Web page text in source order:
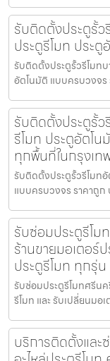
รับติดตั้งประตูรั้
ประตูรีโมท ประ
รับติดตั้งประตูรั้วรีโมท
อัตโนมัติ แบบครบวงจร
รับติดตั้งประตูรั้
รีโมท ประตูอัตโ
ทุกพื้นที่ในกรุงเ
รับติดตั้งประตูรั้วรีโมท
แบบครบวงจร ราคาถู
รับซ่อมประตูรีโม
ร้านขายมอเตอร์
ประตูรีโมท ทุกรุ่น
รับซ่อมประตูรีโมทศรีน
รีโมท และ รับเปลี่ยนม
บริการติดตั้งและ